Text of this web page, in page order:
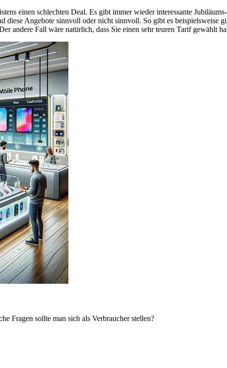
einen schlechten Deal. Es gibt immer wieder interessante
diese Angebote sinnvoll oder nicht sinnvoll. So gibt es beispielsweise
andere Fall wäre natürlich, dass Sie einen sehr teuren Tarif gewählt
Fragen sollte man sich als Verbraucher stellen?